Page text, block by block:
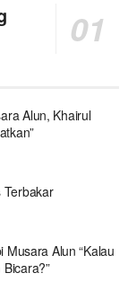
Alun, Khairul
Terbakar
Musara Alun “Kalau